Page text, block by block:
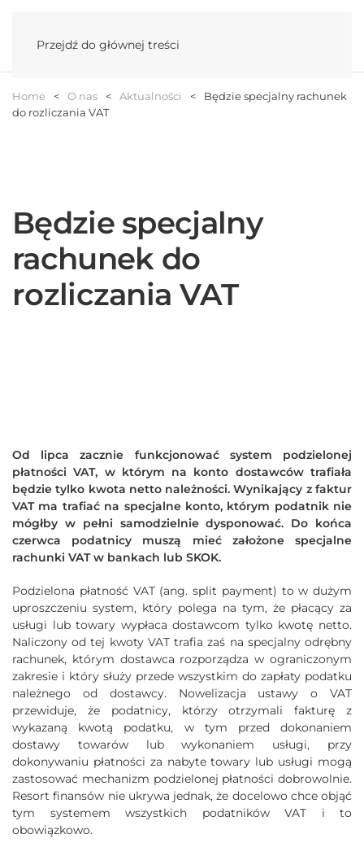
Przejdź do głównej treści
Home O nas Aktualności
Będzie specjalny rachunek
do rozliczania VAT
Będzie specjalny
rachunek do
rozliczania VAT
Od lipca zacznie funkcjonować system podzielonej
płatności VAT, w którym na konto dostawców trafiała
będzie tylko kwota netto należności. Wynikający z faktur
VAT ma trafiać na specjalne konto, którym podatnik nie
mógłby w pełni samodzielnie dysponować. Do końca
czerwca podatnicy muszą mieć założone specjalne
rachunki VAT w bankach lub SKOK.
Podzielona płatność VAT (ang. split payment) to w dużym
uproszczeniu system, który polega na tym, że płacący za
usługi lub towary wypłaca dostawcom tylko kwotę netto.
Naliczony od tej kwoty VAT trafia zaś na specjalny odrębny
rachunek, którym dostawca rozporządza w ograniczonym
zakresie i który służy przede wszystkim do zapłaty podatku
należnego od dostawcy. Nowelizacja ustawy o VAT
przewiduje, że podatnicy, którzy otrzymali fakturę z
wykazaną kwotą podatku, w tym przed dokonaniem
dostawy towarów lub wykonaniem usługi, przy
dokonywaniu płatności za nabyte towary lub usługi mogą
zastosować mechanizm podzielonej płatności dobrowolnie.
Resort finansów nie ukrywa jednak, że docelowo chce objąć
tym systemem wszystkich podatników VAT i to
obowiązkowo.